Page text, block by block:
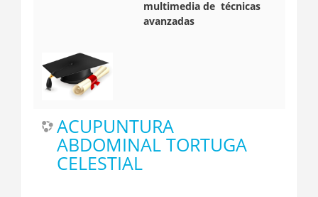
multimedia de técnicas
avanzadas
ACUPUNTURA
ABDOMINAL TORTUGA
CELESTIAL